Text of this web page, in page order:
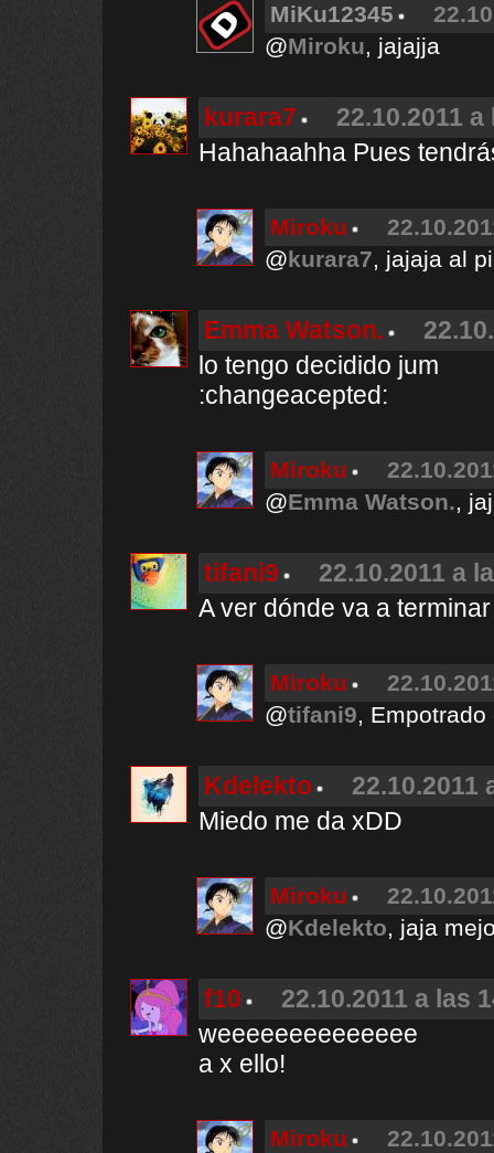
MiKu12345
@Miroku, jajajja
kurara7
22.10.2011
Hahahaahha Pues
Miroku
@kurara7, jajaja al
Emma Watson.
lo tengo decidido jum
:changeacepted:
Miroku
@Emma Watson.,
tifani9
22.10.2011 a
A ver dónde va a
Miroku
@tifani9,
Kdelekto
22.10.2011
Miedo me da xDD
Miroku
@Kdelekto, jaja
f10
22.10.2011 a las
weeeeeeeeeeeeee
a x ello!
Miroku